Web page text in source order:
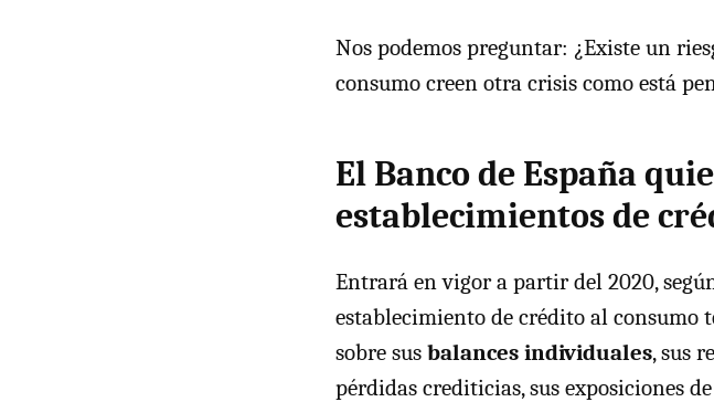
Nos podemos preguntar: ¿Existe un
consumo creen otra crisis como está
El Banco de España
establecimientos de
Entrará en vigor a partir del 2020,
establecimiento de crédito al
sobre sus balances individuales, sus
pérdidas crediticias, sus exposiciones